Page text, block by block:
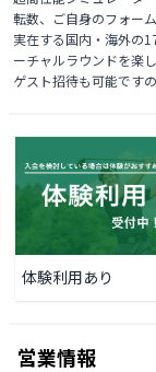
転数、ご自身のフォー
実在する国内・海外の
ーチャルラウンドを楽
ゲスト招待も可能です
体験利用あり
営業情報